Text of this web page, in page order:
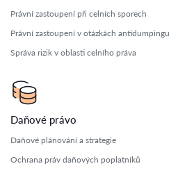
Právní zastoupení při celních sporech
Právní zastoupení v otázkách antidumpingu
Správa rizik v oblasti celního práva
Daňové právo
Daňové plánování a strategie
Ochrana práv daňových poplatníků